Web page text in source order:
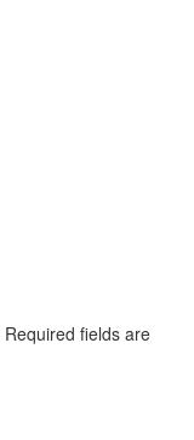
Required fields are